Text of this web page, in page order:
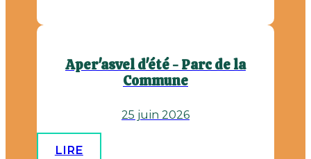
Aper'asvel d'été - Parc de la
Commune
25 juin 2026
LIRE